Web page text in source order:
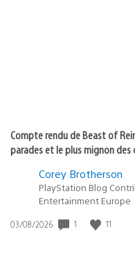
Compte rendu de Beast of
parades et le plus mignon
Corey Brotherson
PlayStation Blog
Entertainment Europe
Date
03/08/2026 1 11